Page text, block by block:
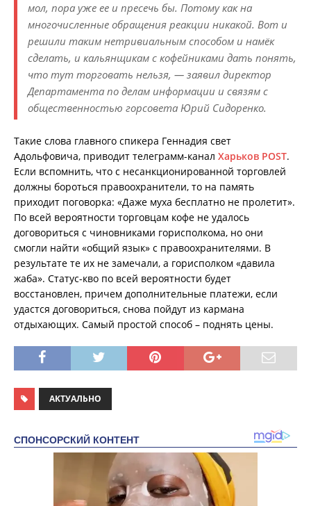
мол, пора уже ее и пресечь бы. Потому как на
многочисленные обращения реакции никакой. Вот и
решили таким нетривиальным способом и намёк
сделать, и кальянщикам с кофейниками дать понять,
что тут торговать нельзя, — заявил директор
Департамента по делам информации и связям с
общественностью горсовета Юрий Сидоренко.
Такие слова главного спикера Геннадия свет
Адольфовича, приводит телеграмм-канал Харьков POST.
Если вспомнить, что с несанкционированной торговлей
должны бороться правоохранители, то на память
приходит поговорка: «Даже муха бесплатно не пролетит».
По всей вероятности торговцам кофе не удалось
договориться с чиновниками горисполкома, но они
смогли найти «общий язык» с правоохранителями. В
результате те их не замечали, а горисполком «давила
жаба». Статус-кво по всей вероятности будет
восстановлен, причем дополнительные платежи, если
удастся договориться, снова пойдут из кармана
отдыхающих. Самый простой способ – поднять цены.
АКТУАЛЬНО